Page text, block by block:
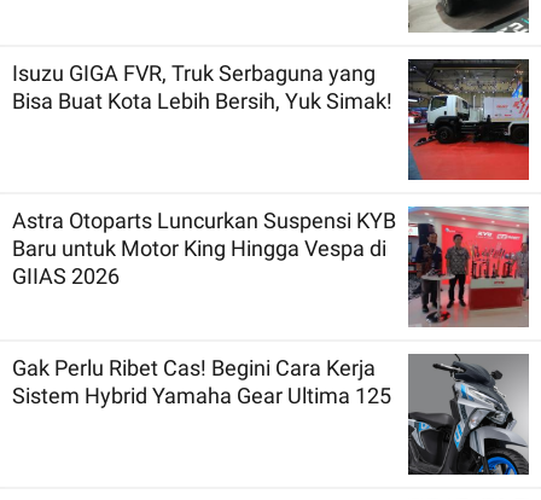
Isuzu GIGA FVR, Truk Serbaguna yang
Bisa Buat Kota Lebih Bersih, Yuk Simak!
Astra Otoparts Luncurkan Suspensi KYB
Baru untuk Motor King Hingga Vespa di
GIIAS 2026
Gak Perlu Ribet Cas! Begini Cara Kerja
Sistem Hybrid Yamaha Gear Ultima 125